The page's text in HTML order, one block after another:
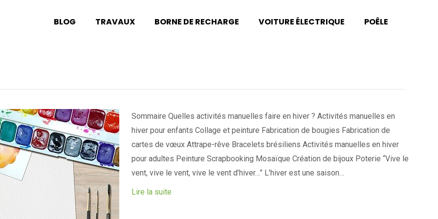
BLOG TRAVAUX BORNE DE RECHARGE VOITURE ÉLECTRIQUE POÊLE
Sommaire Quelles activités manuelles faire en hiver ? Activités manuelles en
hiver pour enfants Collage et peinture Fabrication de bougies Fabrication de
cartes de vœux Attrape-rêve Bracelets brésiliens Activités manuelles en hiver
pour adultes Peinture Scrapbooking Mosaïque Création de bijoux Poterie “Vive le
vent, vive le vent, vive le vent d’hiver…” L’hiver est une saison…
Lire la suite